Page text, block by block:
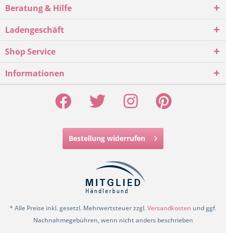
Beratung & Hilfe
Ladengeschäft
Shop Service
Informationen
Bestellung widerrufen
* Alle Preise inkl. gesetzl. Mehrwertsteuer zzgl.Versandkosten und ggf.
Nachnahmegebühren, wenn nicht anders beschrieben